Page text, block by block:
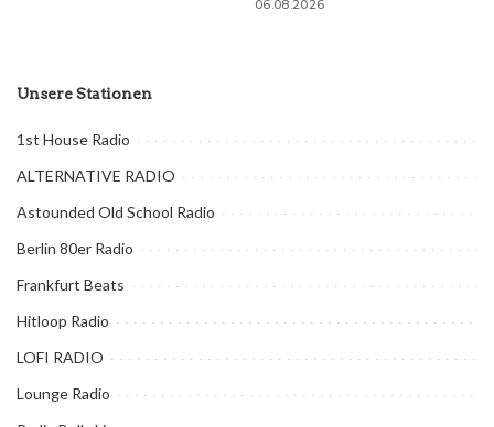
06.08.2026
Unsere Stationen
1st House Radio
ALTERNATIVE RADIO
Astounded Old School Radio
Berlin 80er Radio
Frankfurt Beats
Hitloop Radio
LOFI RADIO
Lounge Radio